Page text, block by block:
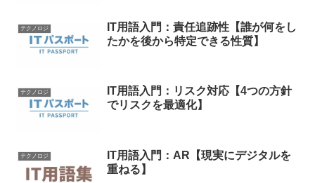
テクノロジ
IT用語入門：責任追跡性【誰が何をし
たかを後から特定できる性質】
テクノロジ
IT用語入門：リスク対応【4つの方針
でリスクを最適化】
テクノロジ
IT用語入門：AR【現実にデジタルを
重ねる】